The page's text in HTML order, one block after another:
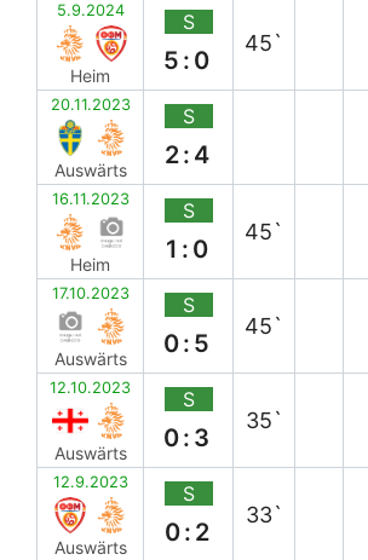
5.9.2024
Heim
S
5:0
45`
20.11.2023
Auswärts
S
2:4
16.11.2023
Heim
S
1:0
45`
17.10.2023
Auswärts
S
0:5
45`
12.10.2023
Auswärts
S
0:3
35`
12.9.2023
Auswärts
S
0:2
33`